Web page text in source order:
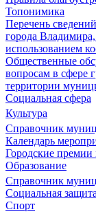
Топонимика
Перечень
города
использованием
Общественные
вопросам в сфере
территории
Социальная сфера
Культура
Справочник
Календарь
Городские
Образование
Справочник
Социальная
Спорт